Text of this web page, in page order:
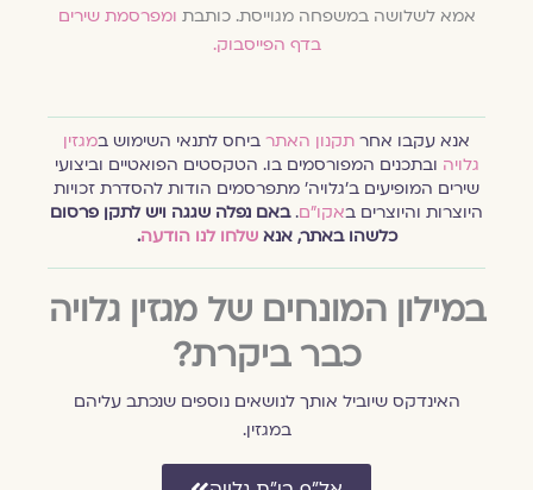
אמא לשלושה במשפחה מגוייסת. כותבתומפרסמת שירים
בדף הפייסבוק.
אנא עקבו אחרתקנון האתרביחס לתנאי השימוש ב מגזין
גלויהובתכנים המפורסמים בו. הטקסטים הפואטיים וביצועי
שירים המופיעים ב׳גלויה׳ מתפרסמים הודות להסדרת זכויות
היוצרות והיוצרים ב אקו״ם.באם נפלה שגגה ויש לתקן פרסום
כלשהו באתר, אנאשלחו לנו הודעה.
במילון המונחים של מגזין גלויה
כבר ביקרת?
האינדקס שיוביל אותך לנושאים נוספים שנכתב עליהם
במגזין.